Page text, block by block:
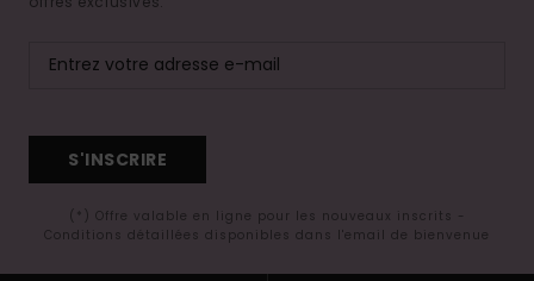
S'INSCRIRE
(*) Offre valable en ligne pour les nouveaux inscrits -
Conditions détaillées disponibles dans l'email de bienvenue